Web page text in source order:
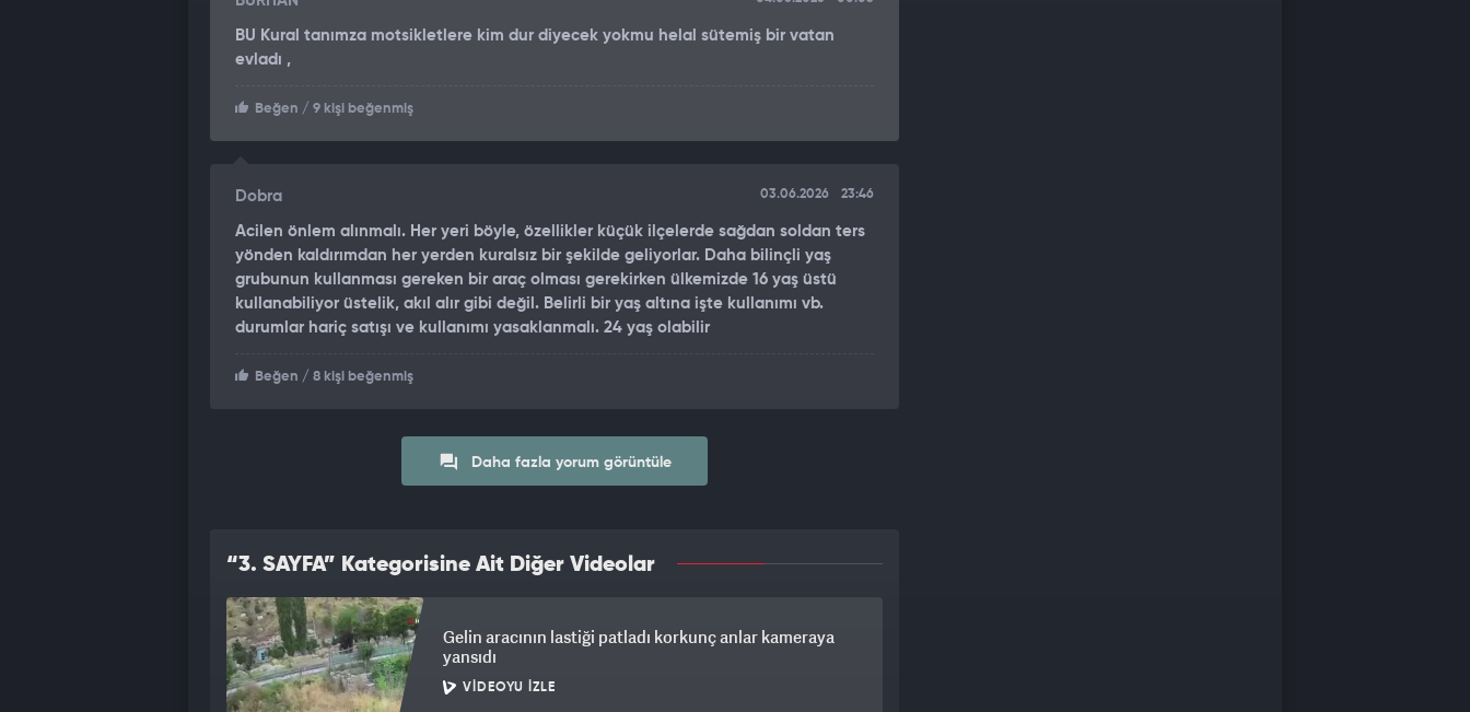
BU Kural tanımza motsikletlere kim dur diyecek yokmu helal sütemiş bir vatan
evladı ,
Beğen / 9 kişi beğenmiş
Dobra 03.06.2026 23:46
Acilen önlem alınmalı. Her yeri böyle, özellikler küçük ilçelerde sağdan soldan ters
yönden kaldırımdan her yerden kuralsız bir şekilde geliyorlar. Daha bilinçli yaş
grubunun kullanması gereken bir araç olması gerekirken ülkemizde 16 yaş üstü
kullanabiliyor üstelik, akıl alır gibi değil. Belirli bir yaş altına işte kullanımı vb.
durumlar hariç satışı ve kullanımı yasaklanmalı. 24 yaş olabilir
Beğen / 8 kişi beğenmiş
Daha fazla yorum görüntüle
“3. SAYFA” Kategorisine Ait Diğer Videolar
Gelin aracının lastiği patladı korkunç anlar kameraya
yansıdı
VIDEOYU İZLE